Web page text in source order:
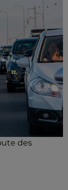
des